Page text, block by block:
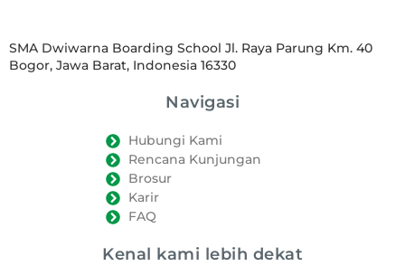
SMA Dwiwarna Boarding School Jl. Raya Parung Km. 40
Bogor, Jawa Barat, Indonesia 16330
Navigasi
Hubungi Kami
Rencana Kunjungan
Brosur
Karir
FAQ
Kenal kami lebih dekat